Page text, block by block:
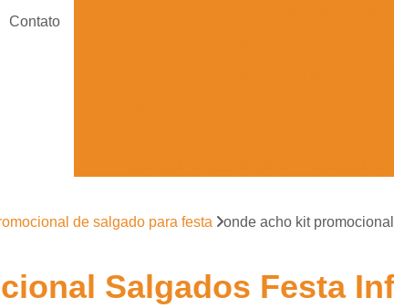
Contato
Doces para Festa de Debutante
Doces
Kit Doces Festa Infantil
Kit Doces para
de salgado para festa onde acho kit
Salgados Festa